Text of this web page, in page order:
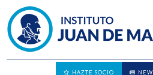
HAZTE SOCIO